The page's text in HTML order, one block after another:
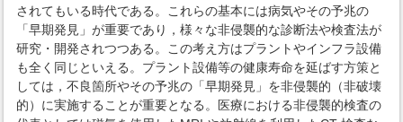
されてもいる時代である。これらの基本には病気やその予兆の
「早期発見」が重要であり，様々な非侵襲的な診断法や検査法が
研究・開発されつつある。この考え方はプラントやインフラ設備
も全く同じといえる。プラント設備等の健康寿命を延ばす方策と
しては，不良箇所やその予兆の「早期発見」を非侵襲的（非破壊
的）に実施することが重要となる。医療における非侵襲的検査の